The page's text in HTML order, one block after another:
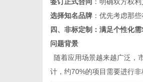
选择知名品牌 ：优先考虑那
四、非标定制：满足个性化需
问题背景
随着应用场景越来越广泛，
计，约70%的项目需要进行